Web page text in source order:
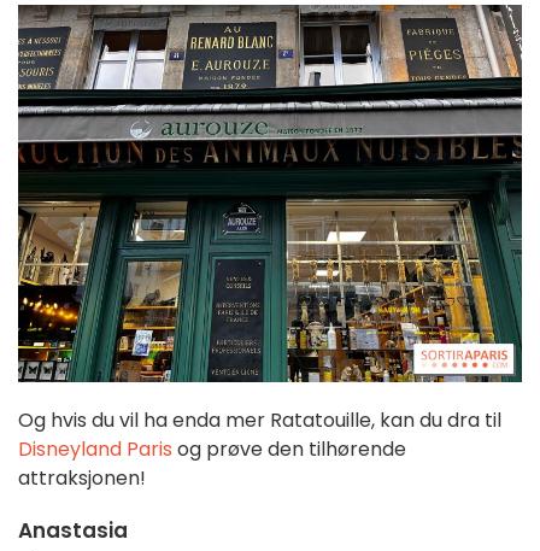
Og hvis du vil ha enda mer Ratatouille, kan du dra til
Disneyland Paris og prøve den tilhørende
attraksjonen!
Anastasia